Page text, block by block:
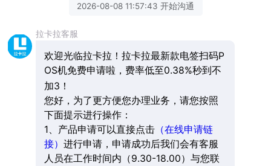
2026-08-08 11:57:43 开始沟通
拉卡拉客服
欢迎光临拉卡拉！拉卡拉最新款电签扫码P
OS机免费申请啦，费率低至0.38%秒到不
加3！
您好，为了更方便您办理业务，请您按照
下面提示进行操作：
1、产品申请可以直接点击（在线申请链
接） 进行申请，申请成功后我们会有客服
人员在工作时间内（9.30-18.00）与您联